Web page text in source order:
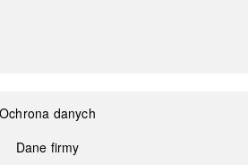
Ochrona danych
Dane firmy